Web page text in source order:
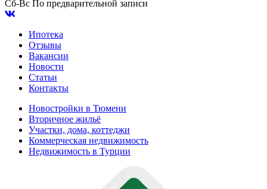
Сб-Вс По предварительной записи
Ипотека
Отзывы
Вакансии
Новости
Статьи
Контакты
Новостройки в Тюмени
Вторичное жильё
Участки, дома, коттеджи
Коммерческая недвижимость
Недвижимость в Турции